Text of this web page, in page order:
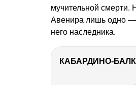
мучительной смерти.
Авенира лишь одно
него наследника.